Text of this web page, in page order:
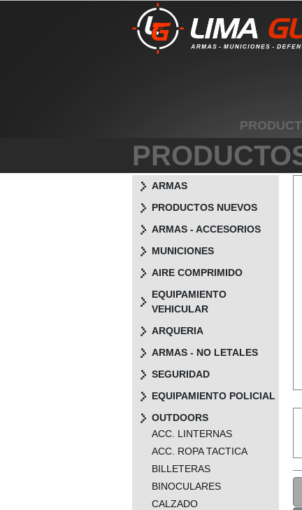
ARMAS
PRODUCTOS NUEVOS
ARMAS - ACCESORIOS
MUNICIONES
AIRE COMPRIMIDO
EQUIPAMIENTO
VEHICULAR
ARQUERIA
ARMAS - NO LETALES
SEGURIDAD
EQUIPAMIENTO POLICIAL
OUTDOORS
ACC. LINTERNAS
ACC. ROPA TACTICA
BILLETERAS
BINOCULARES
CALZADO